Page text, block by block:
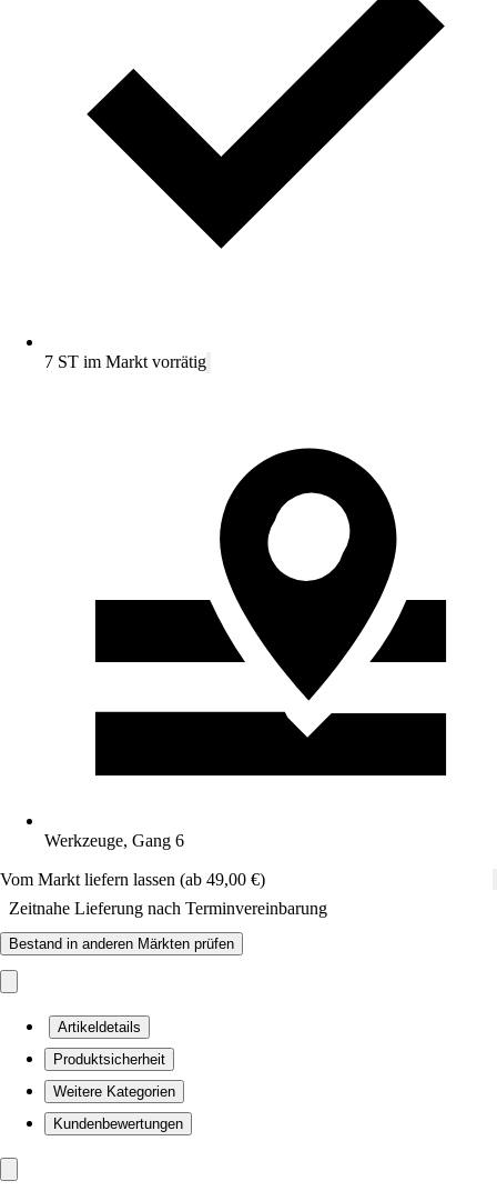
7 ST im Markt vorrätig
Werkzeuge, Gang 6
Vom Markt liefern lassen (ab 49,00 €)
Zeitnahe Lieferung nach Terminvereinbarung
Bestand in anderen Märkten prüfen
Artikeldetails
Produktsicherheit
Weitere Kategorien
Kundenbewertungen